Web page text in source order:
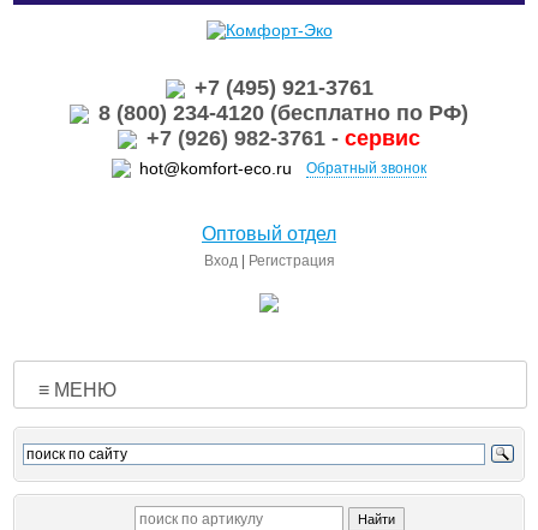
+7 (495) 921-3761
8 (800) 234-4120 (бесплатно по РФ)
+7 (926) 982-3761 - сервис
hot@komfort-eco.ru Обратный звонок
Оптовый отдел
Вход| Регистрация
≡ МЕНЮ